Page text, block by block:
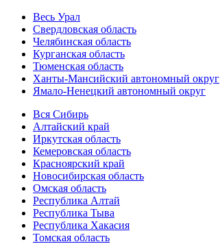
Весь Урал
Свердловская область
Челябинская область
Курганская область
Тюменская область
Ханты-Мансийский автономный округ
Ямало-Ненецкий автономный округ
Вся Сибирь
Алтайский край
Иркутская область
Кемеровская область
Красноярский край
Новосибирская область
Омская область
Республика Алтай
Республика Тыва
Республика Хакасия
Томская область